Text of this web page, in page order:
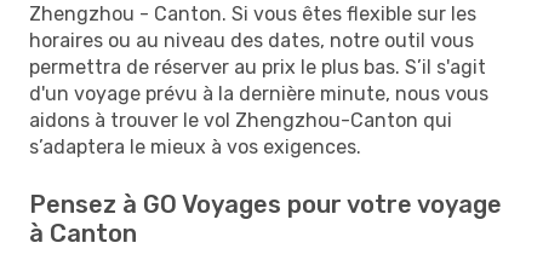
Zhengzhou - Canton. Si vous êtes flexible sur les
horaires ou au niveau des dates, notre outil vous
permettra de réserver au prix le plus bas. S’il s'agit
d'un voyage prévu à la dernière minute, nous vous
aidons à trouver le vol Zhengzhou-Canton qui
s’adaptera le mieux à vos exigences.
Pensez à GO Voyages pour votre voyage
à Canton